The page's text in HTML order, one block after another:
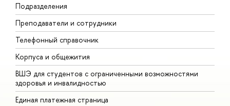
Подразделения
Преподаватели и сотрудники
Телефонный справочник
Корпуса и общежития
ВШЭ для студентов с ограниченными возможностями
здоровья и инвалидностью
Единая платежная страница